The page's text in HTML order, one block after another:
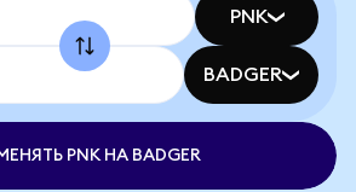
PNK
BADGER
PNK НА BADGER